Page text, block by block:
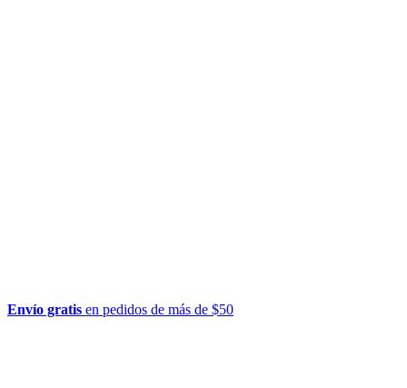
Envío gratis en pedidos de más de $50